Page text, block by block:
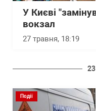
У Києві
вокзал
27 травня, 18:19
Події